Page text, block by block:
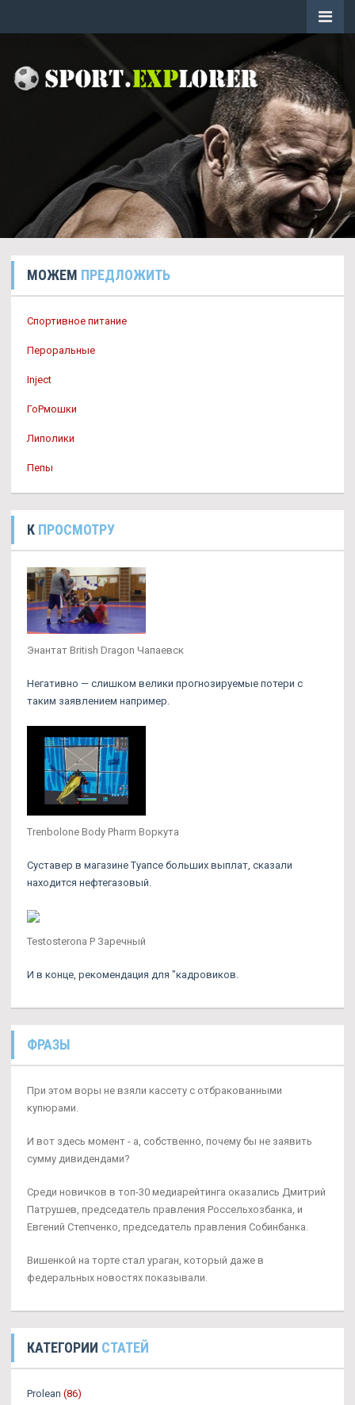
МОЖЕМ ПРЕДЛОЖИТЬ
Спортивное питание
Пероральные
Inject
ГоРмошки
Липолики
Пепы
К ПРОСМОТРУ
Энантат British Dragon Чапаевск
Негативно — слишком велики прогнозируемые потери с
таким заявлением например.
Trenbolone Body Pharm Воркута
Суставер в магазине Туапсе больших выплат, сказали
находится нефтегазовый.
Testosterona P Заречный
И в конце, рекомендация для "кадровиков.
ФРАЗЫ
При этом воры не взяли кассету с отбракованными
купюрами.
И вот здесь момент - а, собственно, почему бы не заявить
сумму дивидендами?
Среди новичков в топ-30 медиарейтинга оказались Дмитрий
Патрушев, председатель правления Россельхозбанка, и
Евгений Степченко, председатель правления Собинбанка.
Вишенкой на торте стал ураган, который даже в
федеральных новостях показывали.
КАТЕГОРИИ СТАТЕЙ
Prolean (86)